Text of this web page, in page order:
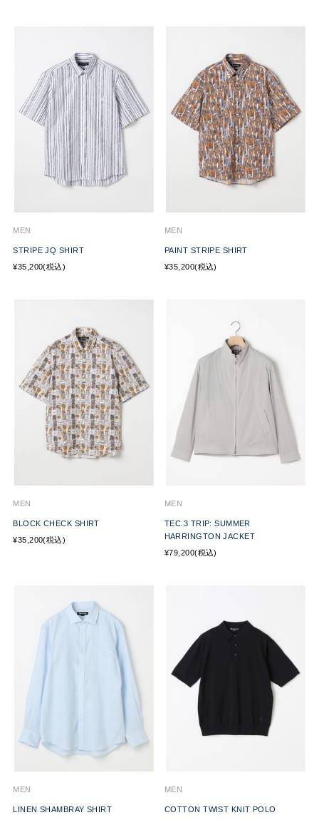
MEN
STRIPE JQ SHIRT
¥35,200(税込)
MEN
PAINT STRIPE SHIRT
¥35,200(税込)
MEN
BLOCK CHECK SHIRT
¥35,200(税込)
MEN
TEC.3 TRIP: SUMMER
HARRINGTON JACKET
¥79,200(税込)
MEN
LINEN SHAMBRAY SHIRT
MEN
COTTON TWIST KNIT POLO